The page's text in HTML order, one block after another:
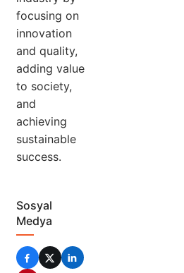
focusing on
innovation
and quality,
adding value
to society,
and
achieving
sustainable
success.
Sosyal
Medya